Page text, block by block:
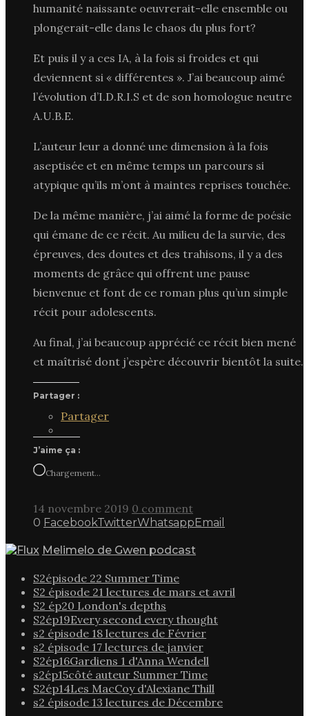
humanité naissante oeuvrerait-elle ensemble ou
plongerait-elle dans le chaos du plus fort?
Et puis il y a ces IA, à la fois si froides et qui
deviennent si « différentes ». J’ai beaucoup aimé
l’évolution d’I.D.R.I.S et de son homologue neutre
A.U.B.E.
L’auteur leur a donné une dimension à la fois
aseptisée et en même temps un parcours si
atypique qu’ils m’ont à maintes reprises touchée.
De la même manière, j’ai aimé la forme de poésie
qui émane de ce récit. Au milieu de la survie, des
épreuves, des doutes et des trahisons, il y a des
moments de grâce qui offrent une pause
bienvenue et font de ce roman plus qu’un simple
récit pour adolescents.
Au final, j’ai beaucoup apprécié ce récit bien mené
et maîtrisé dont j’espère découvrir bientôt la suite.
Partager :
Partager
J’aime ça :
Chargement…
14 novembre 2019 0 comment
0 FacebookTwitterWhatsappEmail
Melimelo de Gwen podcast
S2épisode 22 Summer Time
S2 épisode 21 lectures de mars et avril
S2 ép20 London's depths
S2ép19Every second every thought
s2 épisode 18 lectures de Février
s2 épisode 17 lectures de janvier
S2ép16Gardiens 1 d'Anna Wendell
s2ép15côté auteur Summer Time
S2ép14Les MacCoy d'Alexiane Thill
s2 épisode 13 lectures de Décembre